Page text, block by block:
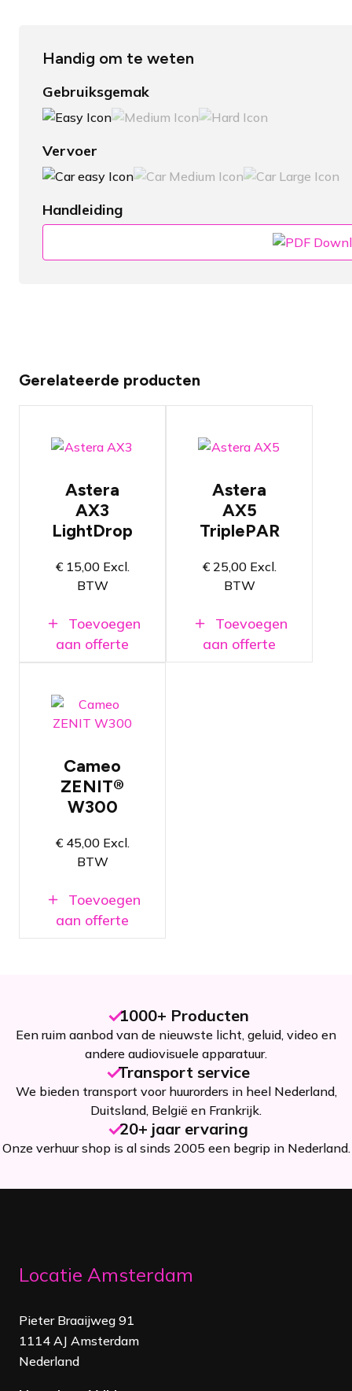
Handig om te weten
Gebruiksgemak
Vervoer
Handleiding
Gerelateerde producten
draadloze
Met juiste
instelling
tot wel 20
uur te
Draadloze
communicatie
AsteraBox
Astera
AX3
LightDrop
€15,00Excl.
BTW
Toevoegen
aan offerte
draadloze
Met juiste
instelling
tot wel 20
uur te
Draadloze
communicatie
AsteraBox
Astera
AX5
TriplePAR
€25,00Excl.
BTW
Toevoegen
aan offerte
21 x 15 W
RGBW LED
IP65 en
daarmee
geschikt voor
buitengebruik
DMX™, RDM,
DMX of
Cameo
ZENIT®
W300
€45,00Excl.
BTW
Toevoegen
aan offerte
1000+ Producten
Een ruim aanbod van de nieuwste licht, geluid, video en
andere audiovisuele apparatuur.
Transport service
We bieden transport voor huurorders in heel Nederland,
Duitsland, België en Frankrijk.
20+ jaar ervaring
Onze verhuur shop is al sinds 2005 een begrip in Nederland.
Locatie Amsterdam
Pieter Braaijweg 91
1114 AJ Amsterdam
Nederland